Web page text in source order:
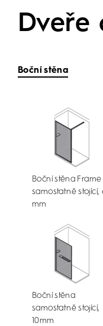
Dveře
Boční stěna
Boční stěna Frame
samostatně stojící,
mm
Boční stěna
samostatně stojící,
10mm